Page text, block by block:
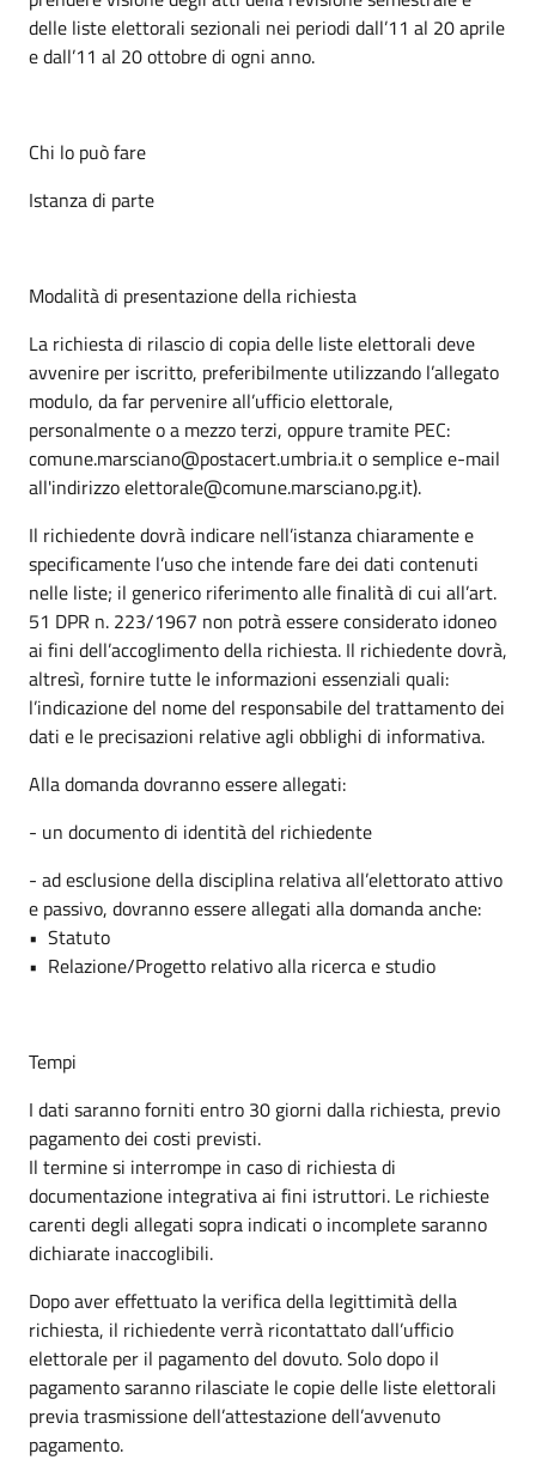
delle liste elettorali sezionali nei periodi dall’11 al 20 aprile
e dall’11 al 20 ottobre di ogni anno.
Chi lo può fare
Istanza di parte
Modalità di presentazione della richiesta
La richiesta di rilascio di copia delle liste elettorali deve
avvenire per iscritto, preferibilmente utilizzando l’allegato
modulo, da far pervenire all’ufficio elettorale,
personalmente o a mezzo terzi, oppure tramite PEC:
comune.marsciano@postacert.umbria.it o semplice e-mail
all'indirizzo elettorale@comune.marsciano.pg.it).
Il richiedente dovrà indicare nell’istanza chiaramente e
specificamente l’uso che intende fare dei dati contenuti
nelle liste; il generico riferimento alle finalità di cui all’art.
51 DPR n. 223/1967 non potrà essere considerato idoneo
ai fini dell’accoglimento della richiesta. Il richiedente dovrà,
altresì, fornire tutte le informazioni essenziali quali:
l’indicazione del nome del responsabile del trattamento dei
dati e le precisazioni relative agli obblighi di informativa.
Alla domanda dovranno essere allegati:
- un documento di identità del richiedente
- ad esclusione della disciplina relativa all’elettorato attivo
e passivo, dovranno essere allegati alla domanda anche:
• Statuto
• Relazione/Progetto relativo alla ricerca e studio
Tempi
I dati saranno forniti entro 30 giorni dalla richiesta, previo
pagamento dei costi previsti.
Il termine si interrompe in caso di richiesta di
documentazione integrativa ai fini istruttori. Le richieste
carenti degli allegati sopra indicati o incomplete saranno
dichiarate inaccoglibili.
Dopo aver effettuato la verifica della legittimità della
richiesta, il richiedente verrà ricontattato dall’ufficio
elettorale per il pagamento del dovuto. Solo dopo il
pagamento saranno rilasciate le copie delle liste elettorali
previa trasmissione dell’attestazione dell’avvenuto
pagamento.